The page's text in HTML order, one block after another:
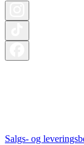
Salgs- og